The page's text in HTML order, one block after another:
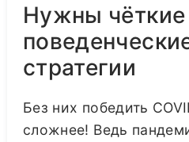
Нужны чёткие
стратегии
Без них победить
сложнее! Ведь